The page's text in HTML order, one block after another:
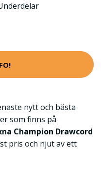
nytt och bästa
som finns på
Champion Drawcord
pris och njut av ett